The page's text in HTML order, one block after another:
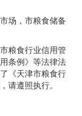
场，市粮食储备
粮食行业信用管
条例》等法律法
《天津市粮食行
请遵照执行。